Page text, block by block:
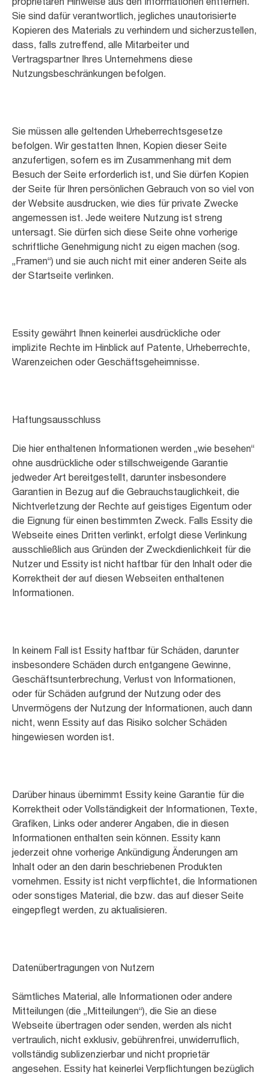
Sie sind dafür verantwortlich, jegliches unautorisierte
Kopieren des Materials zu verhindern und sicherzustellen,
dass, falls zutreffend, alle Mitarbeiter und
Vertragspartner Ihres Unternehmens diese
Nutzungsbeschränkungen befolgen.
Sie müssen alle geltenden Urheberrechtsgesetze
befolgen. Wir gestatten Ihnen, Kopien dieser Seite
anzufertigen, sofern es im Zusammenhang mit dem
Besuch der Seite erforderlich ist, und Sie dürfen Kopien
der Seite für Ihren persönlichen Gebrauch von so viel von
der Website ausdrucken, wie dies für private Zwecke
angemessen ist. Jede weitere Nutzung ist streng
untersagt. Sie dürfen sich diese Seite ohne vorherige
schriftliche Genehmigung nicht zu eigen machen (sog.
„Framen“) und sie auch nicht mit einer anderen Seite als
der Startseite verlinken.
Essity gewährt Ihnen keinerlei ausdrückliche oder
implizite Rechte im Hinblick auf Patente, Urheberrechte,
Warenzeichen oder Geschäftsgeheimnisse.
Haftungsausschluss
Die hier enthaltenen Informationen werden „wie besehen“
ohne ausdrückliche oder stillschweigende Garantie
jedweder Art bereitgestellt, darunter insbesondere
Garantien in Bezug auf die Gebrauchstauglichkeit, die
Nichtverletzung der Rechte auf geistiges Eigentum oder
die Eignung für einen bestimmten Zweck. Falls Essity die
Webseite eines Dritten verlinkt, erfolgt diese Verlinkung
ausschließlich aus Gründen der Zweckdienlichkeit für die
Nutzer und Essity ist nicht haftbar für den Inhalt oder die
Korrektheit der auf diesen Webseiten enthaltenen
Informationen.
In keinem Fall ist Essity haftbar für Schäden, darunter
insbesondere Schäden durch entgangene Gewinne,
Geschäftsunterbrechung, Verlust von Informationen,
oder für Schäden aufgrund der Nutzung oder des
Unvermögens der Nutzung der Informationen, auch dann
nicht, wenn Essity auf das Risiko solcher Schäden
hingewiesen worden ist.
Darüber hinaus übernimmt Essity keine Garantie für die
Korrektheit oder Vollständigkeit der Informationen, Texte,
Grafiken, Links oder anderer Angaben, die in diesen
Informationen enthalten sein können. Essity kann
jederzeit ohne vorherige Ankündigung Änderungen am
Inhalt oder an den darin beschriebenen Produkten
vornehmen. Essity ist nicht verpflichtet, die Informationen
oder sonstiges Material, die bzw. das auf dieser Seite
eingepflegt werden, zu aktualisieren.
Datenübertragungen von Nutzern
Sämtliches Material, alle Informationen oder andere
Mitteilungen (die „Mitteilungen“), die Sie an diese
Webseite übertragen oder senden, werden als nicht
vertraulich, nicht exklusiv, gebührenfrei, unwiderruflich,
vollständig sublizenzierbar und nicht proprietär
angesehen. Essity hat keinerlei Verpflichtungen bezüglich